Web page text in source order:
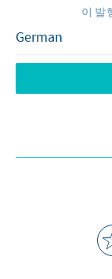
이 발